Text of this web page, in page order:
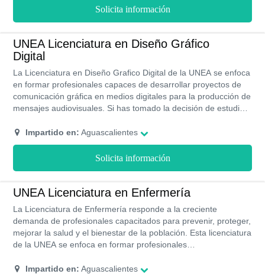
comprender e interpretar las informaciones, facilidad para crear
e inventar cosas nuevas, poseer capacidad de trabajo en
y eficacia siendo capaz de lo siguiente, diseñarás páginas y
materiales digitales mediante la aplicación de técnicas de
animación, podrás animar personajes y objetos geométricos
manejando software especializado, participarás de manera
artística y técnica en la realización de animaciones de rubro
publicitario y entretenimiento.
Solicita información
UNEA Licenciatura en Diseño Gráfico
Digital
La Licenciatura en Diseño Grafico Digital de la UNEA se enfoca
en formar profesionales capaces de desarrollar proyectos de
comunicación gráfica en medios digitales para la producción de
mensajes audiovisuales. Si has tomado la decisión de estudiar
mayoría de la cualidades del perfil del estudiante para que
tengas éxito en la carrera: sientes afición por los recursos
tecnológicos, tienes pasión por el diseño. En la UNEA cuentas
con ventajas como una institución que tiene presencia en 5
California, Chihuahua, Coahuila y Querétaro, además líderes a
Impartido en: Aguascalientes
Solicita información
UNEA Licenciatura en Enfermería
La Licenciatura de Enfermería responde a la creciente
demanda de profesionales capacitados para prevenir, proteger,
mejorar la salud y el bienestar de la población. Esta licenciatura
de la UNEA se enfoca en formar profesionales
brindar atención de calidad a seres humanos de distintas
Impartido en: Aguascalientes